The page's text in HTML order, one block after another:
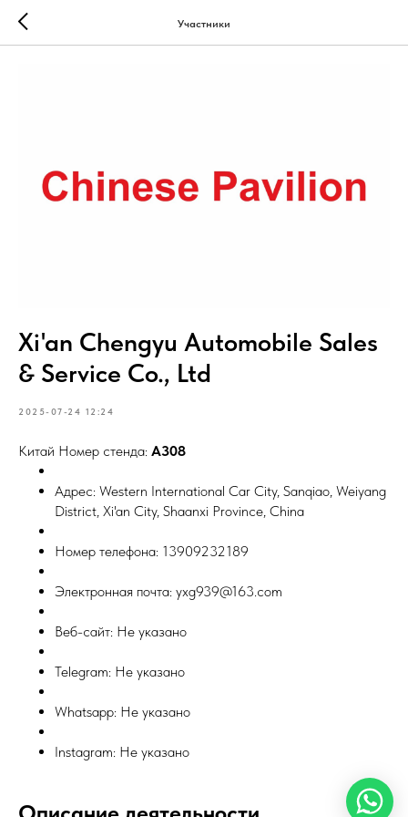
Участники
Xi'an Chengyu Automobile Sales
& Service Co., Ltd
2025-07-24 12:24
Китай Номер стенда: A308
Адрес: Western International Car City, Sanqiao, Weiyang
District, Xi'an City, Shaanxi Province, China
Номер телефона: 13909232189
Электронная почта: yxg939@163.com
Веб-сайт: Не указано
Telegram: Не указано
Whatsapp: Не указано
Instagram: Не указано